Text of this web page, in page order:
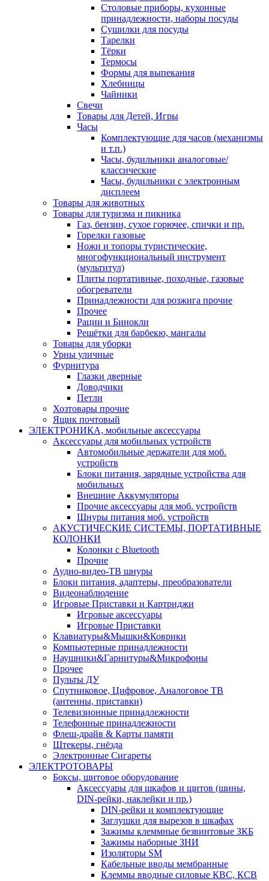
Столовые приборы, кухонные
принадлежности, наборы посуды
Сушилки для посуды
Тарелки
Тёрки
Термосы
Формы для выпекания
Хлебницы
Чайники
Свечи
Товары для Детей, Игры
Часы
Комплектующие для часов (механизмы
и т.п.)
Часы, будильники аналоговые/
классические
Часы, будильники с электронным
дисплеем
Товары для животных
Товары для туризма и пикника
Газ, бензин, сухое горючее, спички и пр.
Горелки газовые
Ножи и топоры туристические,
многофункциональный инструмент
(мультитул)
Плиты портативные, походные, газовые
обогреватели
Принадлежности для розжига прочие
Прочее
Рации и Бинокли
Решётки для барбекю, мангалы
Товары для уборки
Урны уличные
Фурнитура
Глазки дверные
Доводчики
Петли
Хозтовары прочие
Ящик почтовый
ЭЛЕКТРОНИКА, мобильные аксессуары
Аксессуары для мобильных устройств
Автомобильные держатели для моб.
устройств
Блоки питания, зарядные устройства для
мобильных
Внешние Аккумуляторы
Прочие аксессуары для моб. устройств
Шнуры питания моб. устройств
АКУСТИЧЕСКИЕ СИСТЕМЫ, ПОРТАТИВНЫЕ
КОЛОНКИ
Колонки с Bluetooth
Прочие
Аудио-видео-ТВ шнуры
Блоки питания, адаптеры, преобразователи
Видеонаблюдение
Игровые Приставки и Картриджи
Игровые аксессуары
Игровые Приставки
Клавиатуры&Мышки&Коврики
Компьютерные принадлежности
Наушники&Гарнитуры&Микрофоны
Прочее
Пульты ДУ
Спутниковое, Цифровое, Аналоговое ТВ
(антенны, приставки)
Телевизионные принадлежности
Телефонные принадлежности
Флеш-драйв & Карты памяти
Штекеры, гнёзда
Электронные Сигареты
ЭЛЕКТРОТОВАРЫ
Боксы, щитовое оборудование
Аксессуары для шкафов и щитов (шины,
DIN-рейки, наклейки и пр.)
DIN-рейки и комплектующие
Заглушки для вырезов в шкафах
Зажимы клеммные безвинтовые ЗКБ
Зажимы наборные ЗНИ
Изоляторы SM
Кабельные вводы мембранные
Клеммы вводные силовые КВС, КСВ